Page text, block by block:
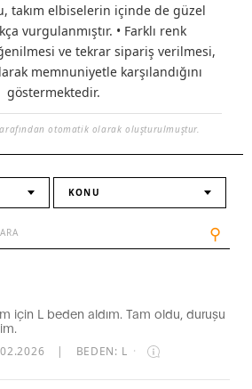
takım elbiselerin içinde de güzel
vurgulanmıştır. • Farklı renk
ve tekrar sipariş verilmesi,
memnuniyetle karşılandığını
göstermektedir.
otomatik olarak oluşturulmuştur.
KONU
⚲
için L beden aldım. Tam oldu, duruşu
| BEDEN: L ·